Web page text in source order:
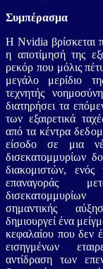
Συμπέρασμα
Η Nvidia βρίσκεται
η αποτίμησή της
ρεκόρ που μόλις
μεγάλο μερίδιο
τεχνητής
διατηρήσει τα
των εξαιρετικά
από τα κέντρα
είσοδο σε μια
δισεκατομμυρίων
διακομιστών, ενός
επαναγοράς
σημαντικής
δημιουργεί ένα
κεφαλαίου που δεν
εισηγμένων
αντίδραση των